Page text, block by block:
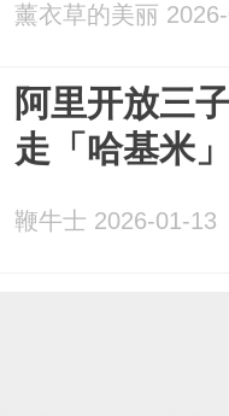
薰衣草的美丽
阿里开放三
走「哈基米
鞭牛士 2026-01-13